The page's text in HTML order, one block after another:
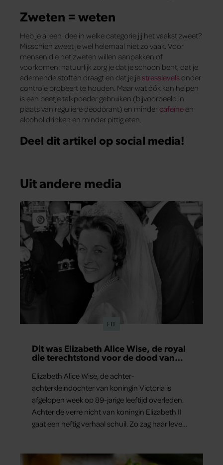
Zweten = weten
Heb je al een idee in welke categorie jij het vaakst zweet?
Misschien zweet je wel helemaal niet zo vaak. Voor
mensen die het zweten willen aanpakken of
voorkomen: natuurlijk zorg je dat je schoon bent, dat je
ademende stoffen draagt en dat je jestresslevels onder
controle probeert te houden. Maar wat óók kan helpen
is een beetje talkpoeder gebruiken (bijvoorbeeld in
plaats van reguliere deodorant) en mindercafeïne en
alcohol drinken en minder pittig eten.
Deel dit artikel op social media!
Uit andere media
FIT
Dit was Elizabeth Alice Wise, de royal
die terechtstond voor de dood van
Elizabeth Alice Wise, de achter-
achterkleindochter van koningin Victoria is
afgelopen week op 89-jarige leeftijd overleden.
Achter de verre nicht van koningin Elizabeth II
gaat een heftig verhaal schuil. Zo zag haar leven